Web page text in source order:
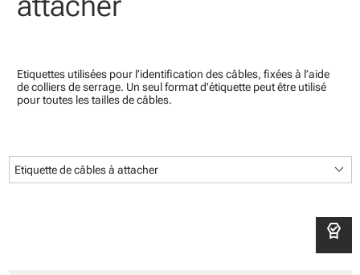
Etiquettes utilisées pour l’identification des câbles, fixées à l’aide
de colliers de serrage. Un seul format d'étiquette peut être utilisé
pour toutes les tailles de câbles.
Etiquette de câbles à attacher keyboard_arrow_down
editor_choice